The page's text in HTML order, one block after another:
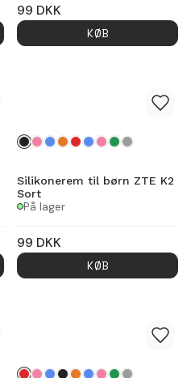
99 DKK
KØB
Silikonerem til børn ZTE K2
Sort
På lager
99 DKK
KØB